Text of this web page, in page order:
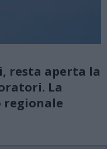
resta aperta la
La
regionale